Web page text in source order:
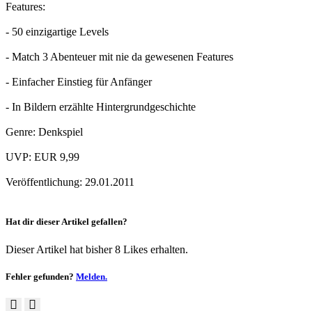
Features:
- 50 einzigartige Levels
- Match 3 Abenteuer mit nie da gewesenen Features
- Einfacher Einstieg für Anfänger
- In Bildern erzählte Hintergrundgeschichte
Genre: Denkspiel
UVP: EUR 9,99
Veröffentlichung: 29.01.2011
Hat dir dieser Artikel gefallen?
Dieser Artikel hat bisher 8 Likes erhalten.
Fehler gefunden? Melden.